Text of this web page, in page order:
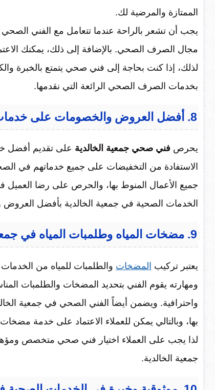
الممتازة والمرضية لك.
يجب أن تشعر بالراحة عندما تتعامل مع الفني
مجال الصرف الصحي. بالإضافة إلى ذلك، يمكنك
لذلك، إذا كنت بحاجة إلى فني صحي يتمتع بالخبرة
بخدمات الصرف الصحي الرائعة التي نقدمها.
8. أفضل العروض والخصومات على خدمات الفني الصحي في الخالدية
يحرص فني صحي جمعية الخالدية على تقديم أفضل
الاستفادة من التخفيضات على جميع خدماتهم في
جميع الأعمال المنوط بها، والحرص على رضا العميل
الخدمات الصحية في جمعية الخالدية بأفضل
9. مضخات المياه وطلمبات المياه في جمعية الخالدية
يعتبر تركيب المضخات والطلمبات للمياه من
ومهارته يقوم الفني بتحديد المضخات والطلمبات
واحترافية. ويضمن أيضاً الفني الصحي في جمعية
بها، وبالتالي يمكن للعملاء الاعتماد على خدمة
لذا يجب على العملاء اختيار فني صحي متخصص
جمعية الخالدية.